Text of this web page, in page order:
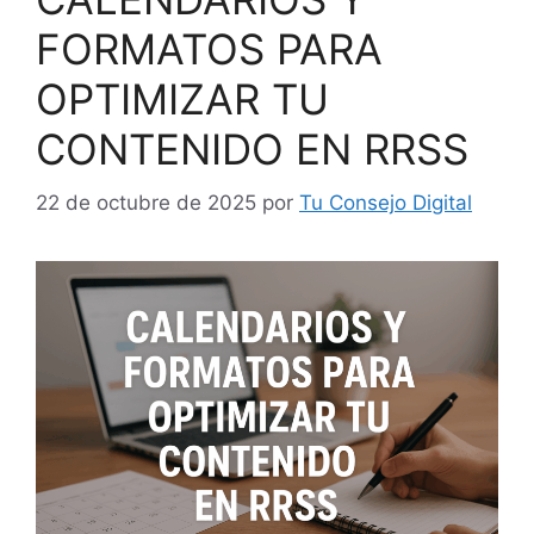
FORMATOS PARA
OPTIMIZAR TU
CONTENIDO EN RRSS
22 de octubre de 2025 por Tu Consejo Digital